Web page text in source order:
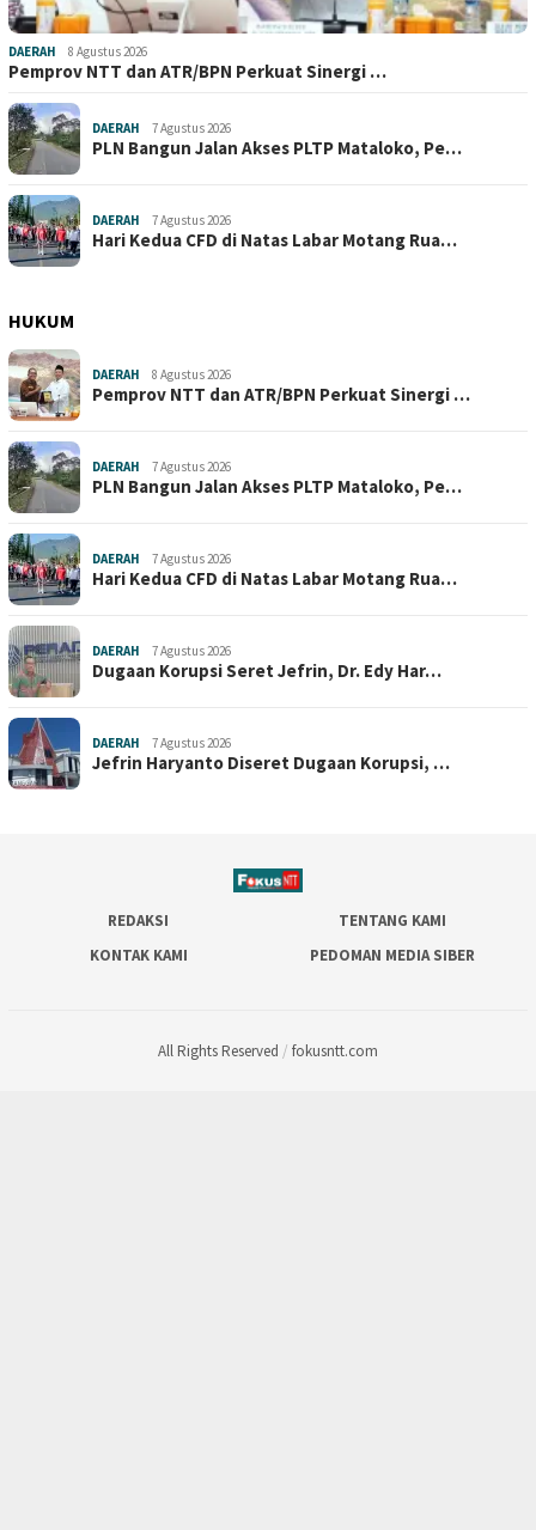
DAERAH 8 Agustus 2026
Pemprov NTT dan ATR/BPN Perkuat Sinergi …
DAERAH 7 Agustus 2026
PLN Bangun Jalan Akses PLTP Mataloko, Pe…
DAERAH 7 Agustus 2026
Hari Kedua CFD di Natas Labar Motang Rua…
HUKUM
DAERAH 8 Agustus 2026
Pemprov NTT dan ATR/BPN Perkuat Sinergi …
DAERAH 7 Agustus 2026
PLN Bangun Jalan Akses PLTP Mataloko, Pe…
DAERAH 7 Agustus 2026
Hari Kedua CFD di Natas Labar Motang Rua…
DAERAH 7 Agustus 2026
Dugaan Korupsi Seret Jefrin, Dr. Edy Har…
DAERAH 7 Agustus 2026
Jefrin Haryanto Diseret Dugaan Korupsi, …
REDAKSI
TENTANG KAMI
KONTAK KAMI
PEDOMAN MEDIA SIBER
All Rights Reserved / fokusntt.com